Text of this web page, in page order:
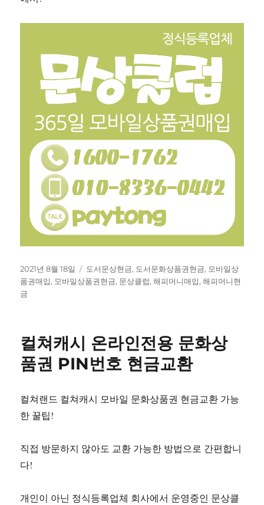
작
성
일
2021년 8월 18일
태
그
도서문상현금, 도서문화상품권현금, 모바일상
품권매입, 모바일상품권현금, 문상클럽,해피머니매입,해피머니현
금
컬쳐캐시 온라인전용 문화상
품권 PIN번호 현금교환
컬쳐랜드 컬쳐캐시 모바일 문화상품권 현금교환 가능
한 꿀팁!
직접 방문하지 않아도 교환 가능한 방법으로 간편합니
다!
개인이 아닌 정식등록업체 회사에서 운영중인 문상클